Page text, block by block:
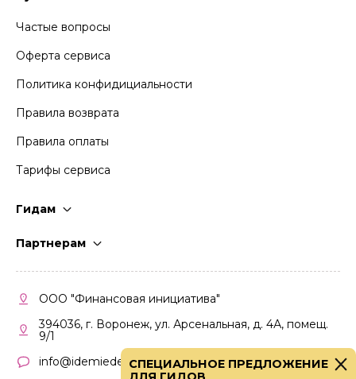
Частые вопросы
Оферта сервиса
Политика конфидициальности
Правила возврата
Правила оплаты
Тарифы сервиса
Гидам
Партнерам
Кабинет партнера
Правила участия
ООО "Финансовая инициатива"
394036, г. Воронеж, ул. Арсенальная, д. 4А, помещ.
9/1
info@idemiedem.ruСПЕЦИАЛЬНОЕ ПРЕДЛОЖЕНИЕ